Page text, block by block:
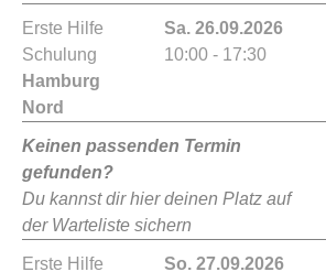
Erste Hilfe
Schulung
Hamburg
Nord
Sa. 26.09.2026
10:00 - 17:30
Keinen passenden Termin
gefunden?
Du kannst dir hier deinen Platz auf
der Warteliste sichern
Erste Hilfe So. 27.09.2026